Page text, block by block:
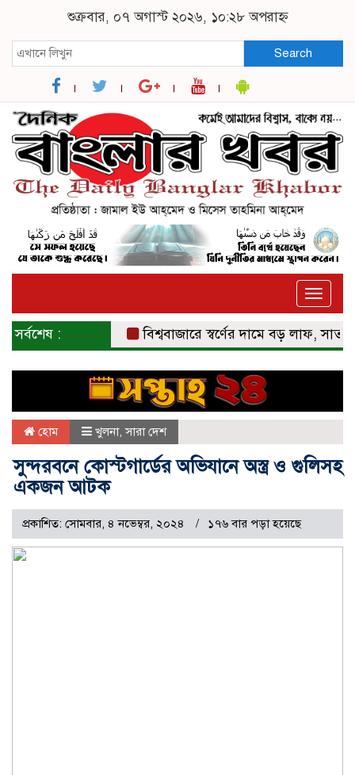
শুক্রবার, ০৭ অগাস্ট ২০২৬, ১০:২৮ অপরাহ্ন
Search
Toggle
সর্বশেষ : বিশ্ববাজারে স্বর্ণের দামে বড় লাফ, সাত
হোম খুলনা,সারা দেশ
সুন্দরবনে কোস্টগার্ডের অভিযানে অস্ত্র ও গুলিসহ
একজন আটক
প্রকাশিত: সোমবার, ৪ নভেম্বর, ২০২৪ ১৭৬ বার পড়া হয়েছে